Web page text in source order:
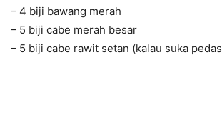
– 4 biji bawang merah
– 5 biji cabe merah besar
– 5 biji cabe rawit setan (kalau suka